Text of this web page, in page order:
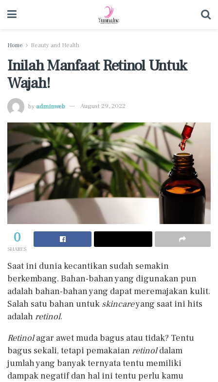
Home Beauty and Health
Inilah Manfaat Retinol Untuk
Wajah!
by adminweb August 29, 2022
0
SHARES
Saat ini dunia kecantikan sudah semakin
berkembang. Bahan-bahan yang digunakan pun
adalah bahan-bahan yang dapat meremajakan kulit.
Salah satu bahan untuk skincareyang saat ini hits
adalahretinol.
Retinolagar awet muda bagus atau tidak? Tentu
bagus sekali, tetapi pemakaianretinoldalam
jumlah yang banyak ternyata tentu memiliki
dampak negatif dan hal ini tentu perlu kamu